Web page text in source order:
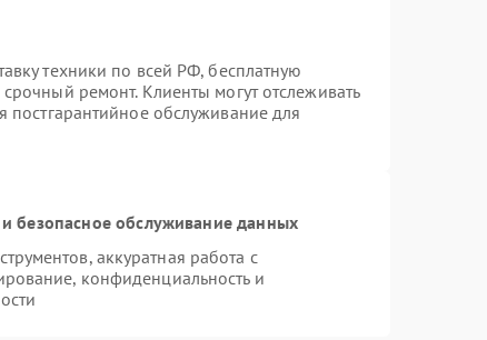
техники по всей РФ, бесплатную
ремонт. Клиенты могут отслеживать
постгарантийное обслуживание для
безопасное обслуживание данных
аккуратная работа с
конфиденциальность и